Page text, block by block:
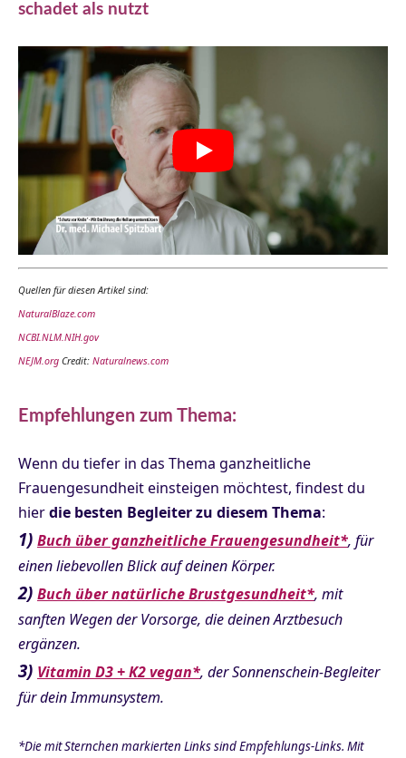
schadet als nutzt
Quellen für diesen Artikel sind:
NaturalBlaze.com
NCBI.NLM.NIH.gov
NEJM.org Credit: Naturalnews.com
Empfehlungen zum Thema:
Wenn du tiefer in das Thema ganzheitliche
Frauengesundheit einsteigen möchtest, findest du
hierdie besten Begleiter zu diesem Thema:
1) Buch über ganzheitliche Frauengesundheit*, für
einen liebevollen Blick auf deinen Körper.
2) Buch über natürliche Brustgesundheit*, mit
sanften Wegen der Vorsorge, die deinen Arztbesuch
ergänzen.
3) Vitamin D3 + K2 vegan*, der Sonnenschein-Begleiter
für dein Immunsystem.
*Die mit Sternchen markierten Links sind Empfehlungs-Links. Mit